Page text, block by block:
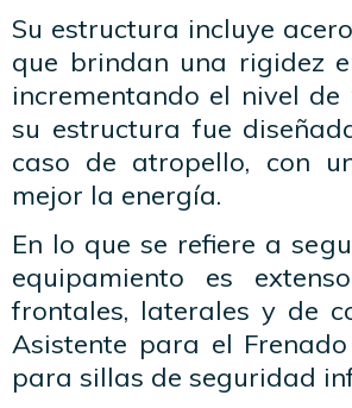
Su estructura incluye
que brindan una rigidez
incrementando el nivel
su estructura fue
caso de atropello, con
mejor la energía.
En lo que se refiere a
equipamiento es
frontales, laterales y de
Asistente para el
para sillas de seguridad